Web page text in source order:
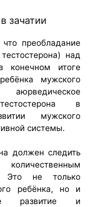
зачатии
преобладание
над
конечном итоге
мужского
в
мужского
системы.
должен следить
Это не только
ребёнка, но и
развитие и